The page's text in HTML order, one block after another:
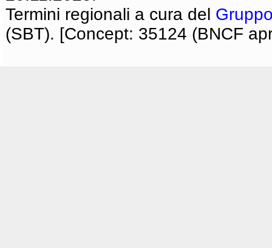
Termini regionali a cura del
(SBT). [Concept: 35124 (BNCF